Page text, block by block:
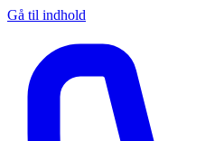
Gå til indhold